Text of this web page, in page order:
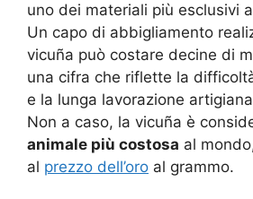
uno dei materiali più esclusivi
Un capo di abbigliamento
vicuña può costare decine di
una cifra che riflette la
e la lunga lavorazione
Non a caso, la vicuña è
animale più costosa al
al prezzo dell’oro al grammo.